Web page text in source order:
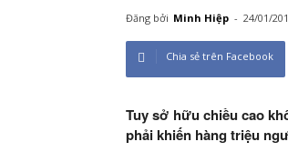
Đăng bởi Minh Hiệp - 24/01/
Chia sẻ trên Facebook
Tuy sở hữu chiều cao
phải khiến hàng triệu